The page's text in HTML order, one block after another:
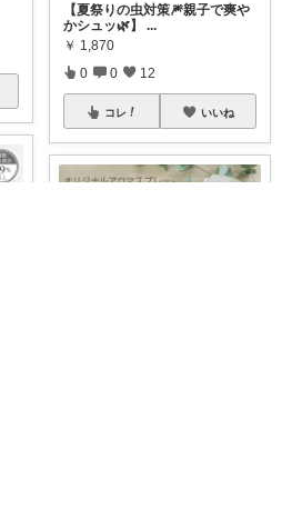
【夏祭りの虫対策🎆親子で爽や
かシュッ🌿】 ...
￥ 1,870
0 0 12
コレ いいね